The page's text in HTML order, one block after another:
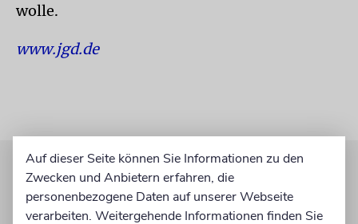
wolle.
www.jgd.de
Auf dieser Seite können Sie Informationen zu den
Zwecken und Anbietern erfahren, die
personenbezogene Daten auf unserer Webseite
verarbeiten. Weitergehende Informationen finden Sie